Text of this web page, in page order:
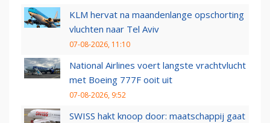
KLM hervat na maandenlange opschorting
vluchten naar Tel Aviv
07-08-2026, 11:10
National Airlines voert langste vrachtvlucht
met Boeing 777F ooit uit
07-08-2026, 9:52
SWISS hakt knoop door: maatschappij gaat